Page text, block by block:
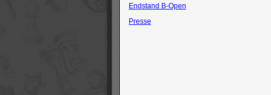
Endstand B-Open
Presse